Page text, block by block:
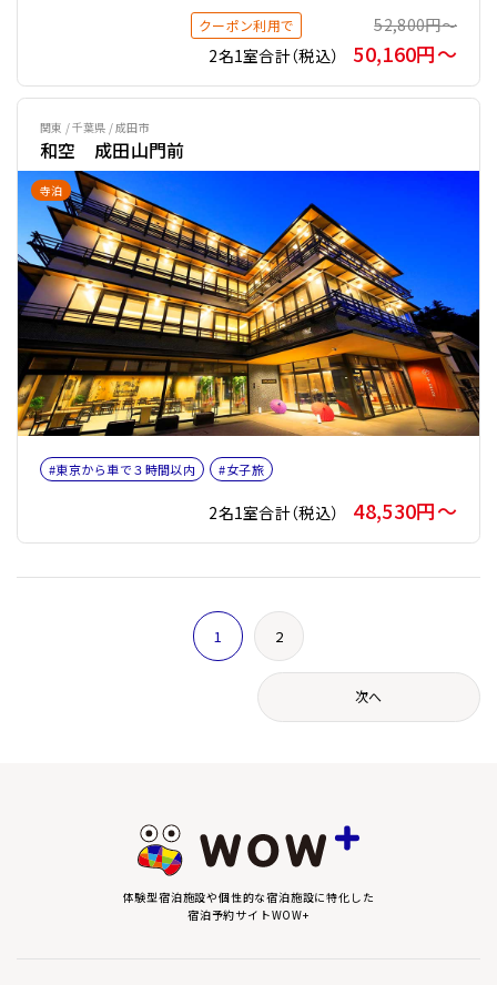
クーポン利用で
52,800円〜
2名1室合計（税込）
50,160円〜
寺泊
関東 / 千葉県 / 成田市
和空 成田山門前
#東京から車で３時間以内 #女子旅
2名1室合計（税込） 48,530円〜
1 2
次へ
体験型宿泊施設や個性的な宿泊施設に特化した
宿泊予約サイトWOW+